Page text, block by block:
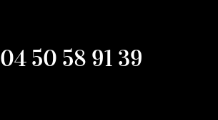
04 50 58 91 39